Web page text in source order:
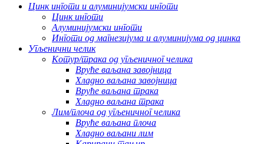
Цинк инготи и алуминијумски инготи
Цинк инготи
Алуминијумски инготи
Инготи од магнезијума и алуминијума од цинка
Угљенични челик
Котур/трака од угљеничног челика
Вруће ваљана завојница
Хладно ваљана завојница
Вруће ваљана трака
Хладно ваљана трака
Лим/плоча од угљеничног челика
Вруће ваљана плоча
Хладно ваљани лим